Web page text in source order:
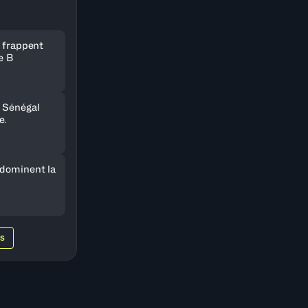
frappent
B
la